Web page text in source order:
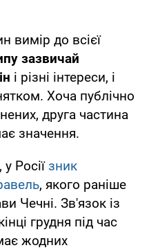
вимір до всієї
зазвичай
і різні інтереси, і
Хоча публічно
друга частина
значення.
Росіїзник
, якого раніше
Чечні. Зв'язок із
грудня під час
жодних